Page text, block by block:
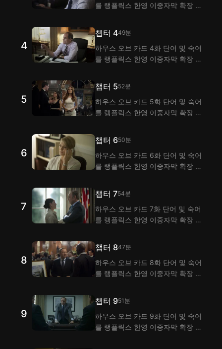
를 랭플릭스 한영 이중자막 확장 프
오브 카드 3화 대사 해석을 제공해
요.
4
챕터 449분
하우스 오브 카드 4화 단어 및 숙어
를 랭플릭스 한영 이중자막 확장 프
오브 카드 4화 대사 해석을 제공해
요.
5
챕터 552분
하우스 오브 카드 5화 단어 및 숙어
를 랭플릭스 한영 이중자막 확장 프
오브 카드 5화 대사 해석을 제공해
요.
6
챕터 650분
하우스 오브 카드 6화 단어 및 숙어
를 랭플릭스 한영 이중자막 확장 프
오브 카드 6화 대사 해석을 제공해
요.
7
챕터 754분
하우스 오브 카드 7화 단어 및 숙어
를 랭플릭스 한영 이중자막 확장 프
오브 카드 7화 대사 해석을 제공해
요.
8
챕터 847분
하우스 오브 카드 8화 단어 및 숙어
를 랭플릭스 한영 이중자막 확장 프
오브 카드 8화 대사 해석을 제공해
요.
9
챕터 951분
하우스 오브 카드 9화 단어 및 숙어
를 랭플릭스 한영 이중자막 확장 프